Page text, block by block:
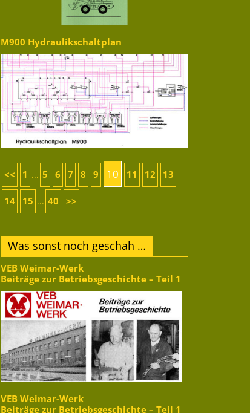
M900 Hydraulikschaltplan
<< 1 ... 5 6 7 8 9 10 11 12 13
14 15 ... 40 >>
Was sonst noch geschah …
VEB Weimar-Werk
Beiträge zur Betriebsgeschichte – Teil 1
VEB Weimar-Werk
Beiträge zur Betriebsgeschichte – Teil 1